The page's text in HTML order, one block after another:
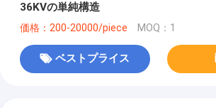
36KVの単純構造
価格：200-20000/piece MOQ：1
ベストプライス